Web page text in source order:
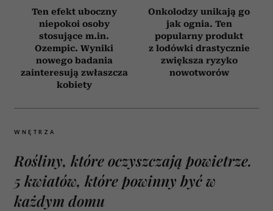
Ten efekt uboczny
niepokoi osoby
stosujące m.in.
Ozempic. Wyniki
nowego badania
zainteresują zwłaszcza
kobiety
Onkolodzy unikają go
jak ognia. Ten
popularny produkt
z lodówki drastycznie
zwiększa ryzyko
nowotworów
WNĘTRZA
Rośliny, które oczyszczają powietrze.
5 kwiatów, które powinny być w
każdym domu